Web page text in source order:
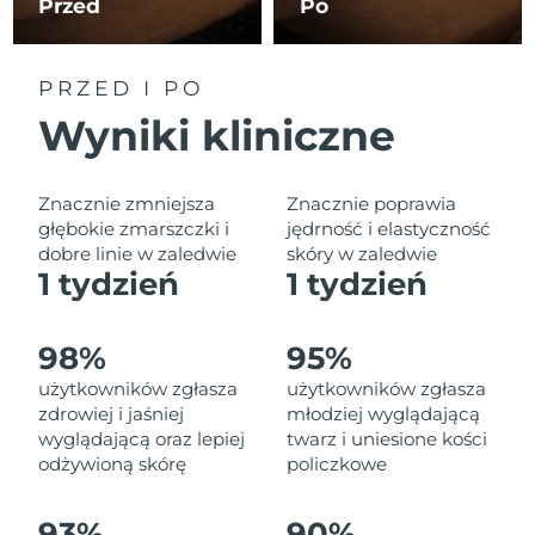
Przed Po
PRZED I PO
Wyniki kliniczne
Znacznie zmniejsza
głębokie zmarszczki i
dobre linie w zaledwie
1 tydzień
Znacznie poprawia
jędrność i elastyczność
skóry w zaledwie
1 tydzień
98%
użytkowników zgłasza
zdrowiej i jaśniej
wyglądającą oraz lepiej
odżywioną skórę
95%
użytkowników zgłasza
młodziej wyglądającą
twarz i uniesione kości
policzkowe
Liban
Oczekiwany czas dostawy
8/12/26
Litwa
Luksemburg
Oczekiwany czas dostawy
SRA Makau (Chiny)
Oczekiwany czas dostawy
Malezja
Oczekiwany czas dostawy
Malta
Oczekiwany czas dostawy
8/11/26
Meksyk
Oczekiwany czas dostawy
Monako